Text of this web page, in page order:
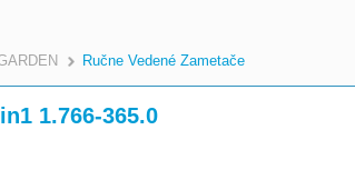
Ručne Vedené Zametače
1.766-365.0